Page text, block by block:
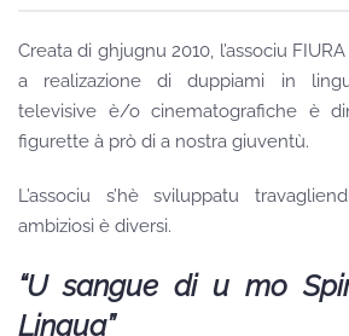
Creata di ghjugnu 2010, l’associu
a realizazione di duppiami in
televisive è/o cinematografiche è
figurette à prò di a nostra giuventù.
L’associu s’hè sviluppatu
ambiziosi è diversi.
“U sangue di u mo
Lingua”